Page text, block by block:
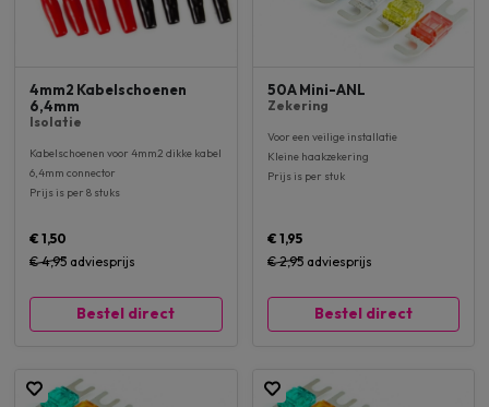
4mm2 Kabelschoenen
6,4mm
Isolatie
Kabelschoenen voor 4mm2 dikke kabel
6,4mm connector
Prijs is per 8 stuks
€ 1,50
€ 4,95 adviesprijs
Bestel direct
50A Mini-ANL
Zekering
Voor een veilige installatie
Kleine haakzekering
Prijs is per stuk
€ 1,95
€ 2,95adviesprijs
Bestel direct